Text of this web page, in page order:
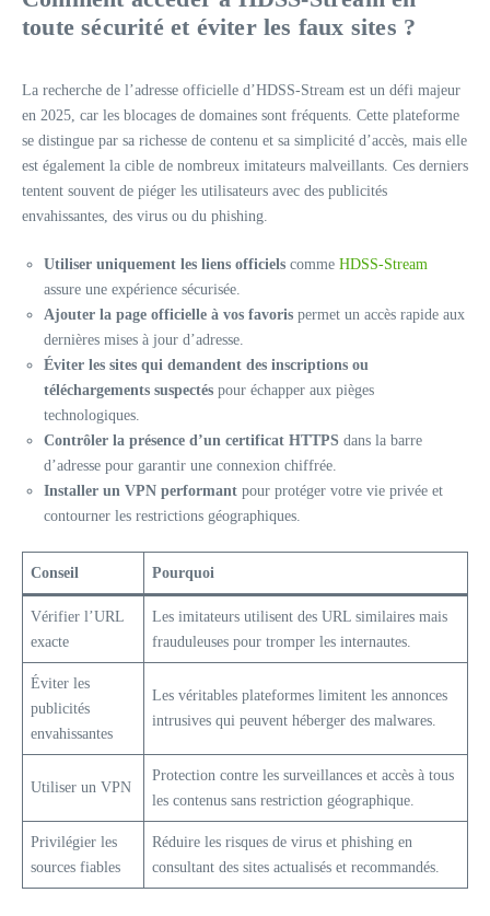
toute sécurité et éviter les faux sites ?
La recherche de l’adresse officielle d’HDSS-Stream est un défi majeur
en 2025, car les blocages de domaines sont fréquents. Cette plateforme
se distingue par sa richesse de contenu et sa simplicité d’accès, mais elle
est également la cible de nombreux imitateurs malveillants. Ces derniers
tentent souvent de piéger les utilisateurs avec des publicités
envahissantes, des virus ou du phishing.
Utiliser uniquement les liens officiels comme HDSS-Stream
assure une expérience sécurisée.
Ajouter la page officielle à vos favoris permet un accès rapide aux
dernières mises à jour d’adresse.
Éviter les sites qui demandent des inscriptions ou
téléchargements suspectés pour échapper aux pièges
technologiques.
Contrôler la présence d’un certificat HTTPS dans la barre
d’adresse pour garantir une connexion chiffrée.
Installer un VPN performant pour protéger votre vie privée et
contourner les restrictions géographiques.
Conseil Pourquoi
Vérifier l’URL
exacte
Les imitateurs utilisent des URL similaires mais
frauduleuses pour tromper les internautes.
Éviter les
publicités
envahissantes
Les véritables plateformes limitent les annonces
intrusives qui peuvent héberger des malwares.
Utiliser un VPN
Protection contre les surveillances et accès à tous
les contenus sans restriction géographique.
Privilégier les
sources fiables
Réduire les risques de virus et phishing en
consultant des sites actualisés et recommandés.